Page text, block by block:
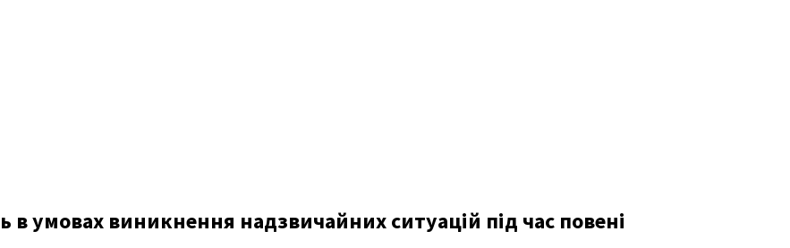
умовах виникнення надзвичайних ситуацій під час повені